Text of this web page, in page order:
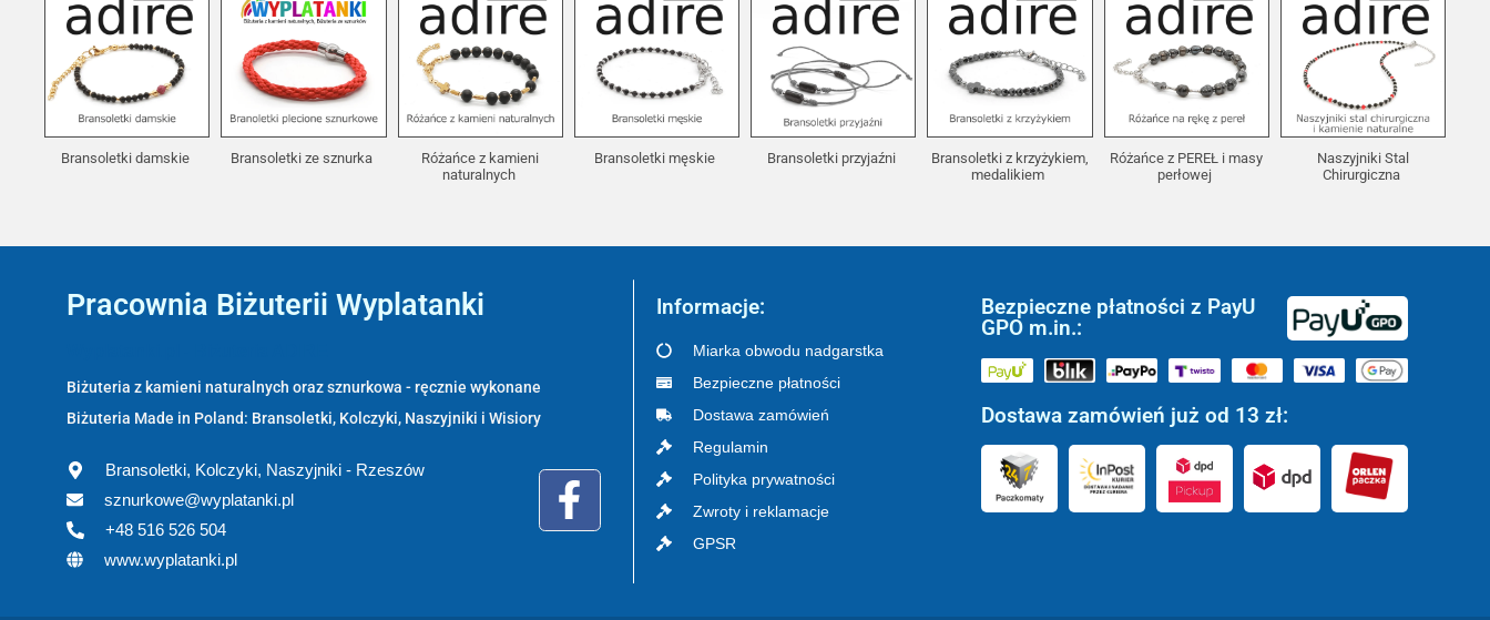
Bransoletki damskie Bransoletki ze sznurka
Różańce z kamieni
naturalnych
Bransoletki męskie Bransoletki przyjaźni
Bransoletki z krzyżykiem,
medalikiem
Różańce z PEREŁ i masy
perłowej
Naszyjniki Stal
Chirurgiczna
Pracownia Biżuterii Wyplatanki
Biżuteria z kamieni naturalnych oraz sznurkowa - ręcznie wykonane
Biżuteria Made in Poland: Bransoletki, Kolczyki, Naszyjniki i Wisiory
Bransoletki, Kolczyki, Naszyjniki - Rzeszów
sznurkowe@wyplatanki.pl
+48 516 526 504
www.wyplatanki.pl
Informacje:
Miarka obwodu nadgarstka
Bezpieczne płatności
Dostawa zamówień
Regulamin
Polityka prywatności
Zwroty i reklamacje
GPSR
Bezpieczne płatności z PayU
GPO m.in.:
Dostawa zamówień już od 13 zł: